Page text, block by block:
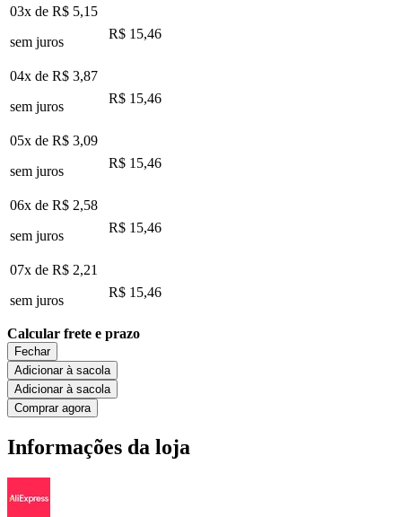
03x de R$ 5,15
sem juros
R$ 15,46
04x de R$ 3,87
sem juros
R$ 15,46
05x de R$ 3,09
sem juros
R$ 15,46
06x de R$ 2,58
sem juros
R$ 15,46
07x de R$ 2,21
sem juros
R$ 15,46
Calcular frete e prazo
Fechar
Adicionar à sacola
Adicionar à sacola
Comprar agora
Informações da loja